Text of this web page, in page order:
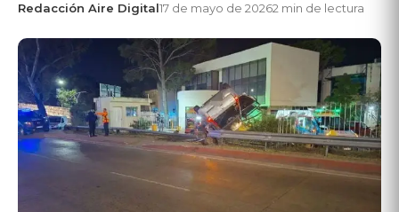
Redacción Aire Digital17 de mayo de 20262 min de lectura